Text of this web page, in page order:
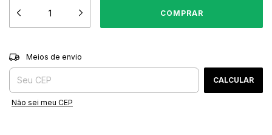
Entregas para o CEP:
Meios de envio
CALCULAR
Não sei meu CEP